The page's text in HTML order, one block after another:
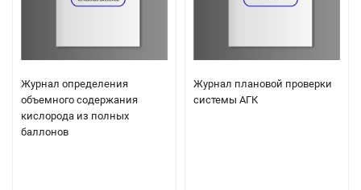
Журнал определения
объемного содержания
кислорода из полных
баллонов
Журнал плановой проверки
системы АГК